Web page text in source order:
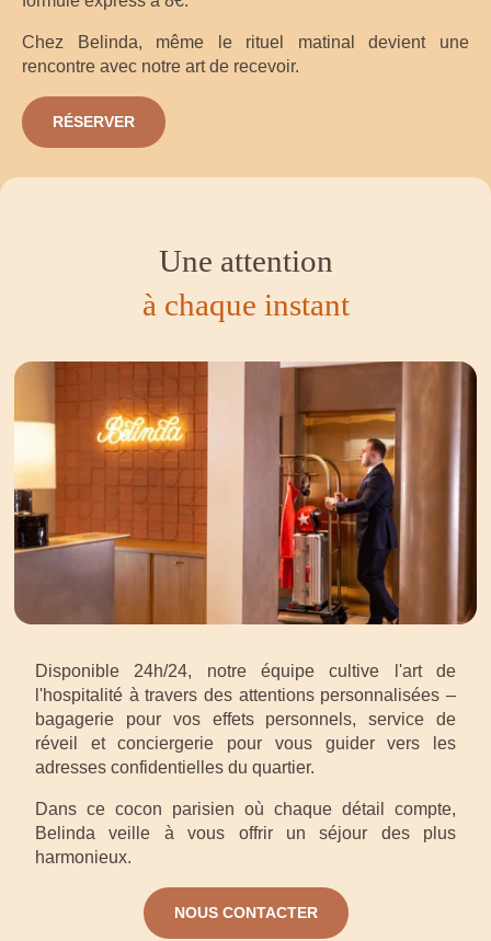
Chez Belinda, même le rituel matinal devient une
rencontre avec notre art de recevoir.
RÉSERVER
Une attention
à chaque instant
Disponible 24h/24, notre équipe cultive l'art de
l'hospitalité à travers des attentions personnalisées –
bagagerie pour vos effets personnels, service de
réveil et conciergerie pour vous guider vers les
adresses confidentielles du quartier.
Dans ce cocon parisien où chaque détail compte,
Belinda veille à vous offrir un séjour des plus
harmonieux.
NOUS CONTACTER